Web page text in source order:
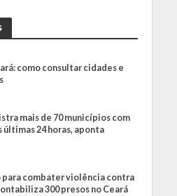
como consultar cidades e
mais de 70 municípios com
últimas 24 horas, aponta
para combater violência contra
300 presos no Ceará